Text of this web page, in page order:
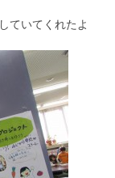
ていてくれたよ